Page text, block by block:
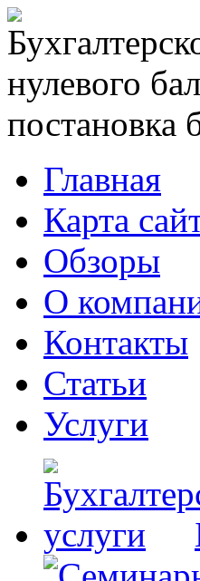
нулевого
постановка
Главная
Карта
Обзоры
О
Контакты
Статьи
Услуги